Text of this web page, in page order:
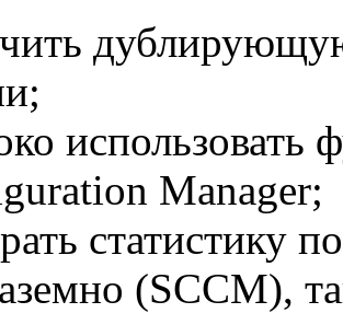
использовать
Manager;
статистику
(SCCM),